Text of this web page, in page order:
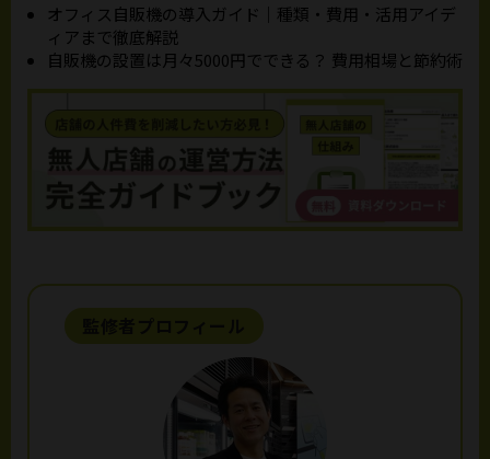
オフィス自販機の導入ガイド｜種類・費用・活用アイデ
ィアまで徹底解説
自販機の設置は月々5000円でできる？ 費用相場と節約術